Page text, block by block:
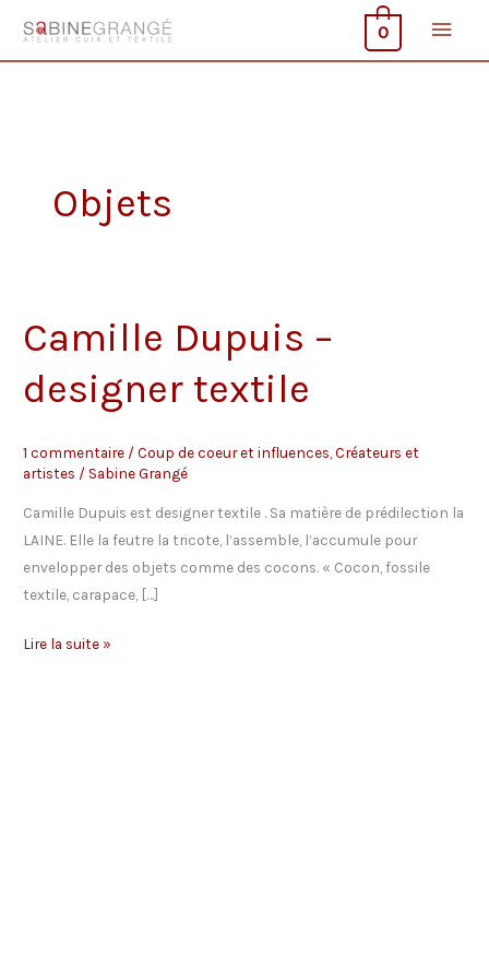
contenu
0
Objets
Camille Dupuis –
designer textile
1 commentaire /Coup de coeur et influences ,Créateurs et
artistes / Sabine Grangé
Camille Dupuis est designer textile . Sa matière de prédilection la
LAINE. Elle la feutre la tricote, l’assemble, l’accumule pour
envelopper des objets comme des cocons. « Cocon, fossile
textile, carapace, […]
Camille
Lire la suite »